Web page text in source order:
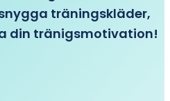
träningskläder,
din tränigsmotivation!